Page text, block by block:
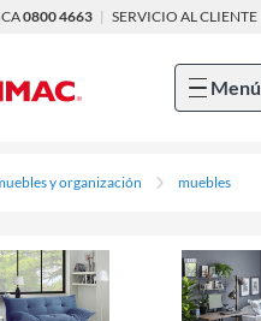
0800 4663 | SERVICIO AL CLIENTE
Menú
y organización muebles